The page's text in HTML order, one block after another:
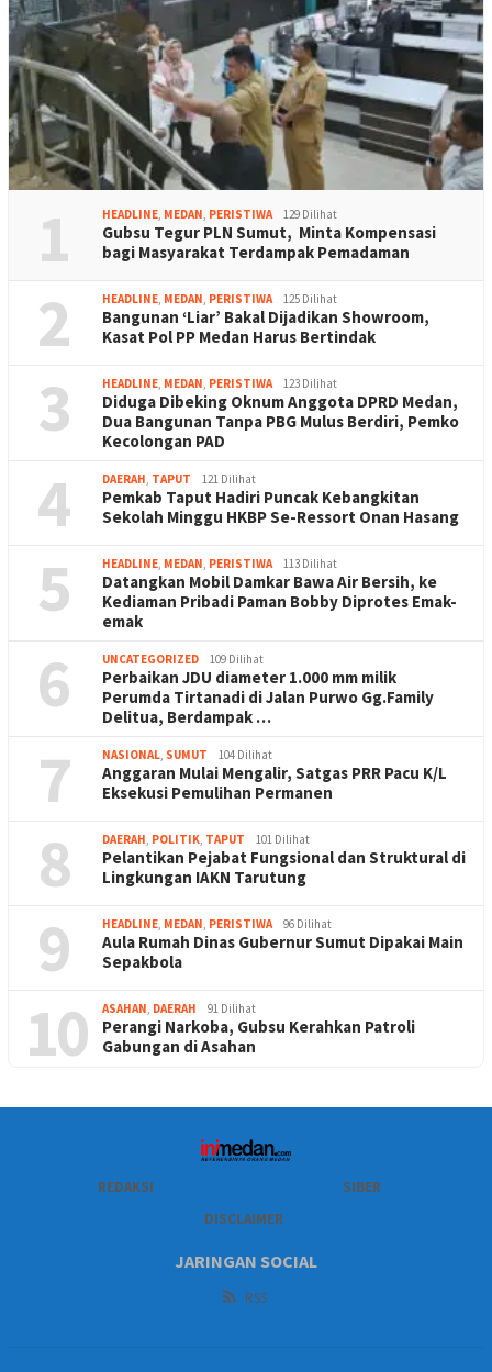
1 HEADLINE, MEDAN, PERISTIWA 129 Dilihat
Gubsu Tegur PLN Sumut, Minta Kompensasi
bagi Masyarakat Terdampak Pemadaman
2 HEADLINE, MEDAN, PERISTIWA 125 Dilihat
Bangunan ‘Liar’ Bakal Dijadikan Showroom,
Kasat Pol PP Medan Harus Bertindak
3 HEADLINE, MEDAN, PERISTIWA 123 Dilihat
Diduga Dibeking Oknum Anggota DPRD Medan,
Dua Bangunan Tanpa PBG Mulus Berdiri, Pemko
Kecolongan PAD
4 DAERAH, TAPUT 121 Dilihat
Pemkab Taput Hadiri Puncak Kebangkitan
Sekolah Minggu HKBP Se-Ressort Onan Hasang
5 HEADLINE, MEDAN, PERISTIWA 113 Dilihat
Datangkan Mobil Damkar Bawa Air Bersih, ke
Kediaman Pribadi Paman Bobby Diprotes Emak-
emak
6 UNCATEGORIZED 109 Dilihat
Perbaikan JDU diameter 1.000 mm milik
Perumda Tirtanadi di Jalan Purwo Gg.Family
Delitua, Berdampak …
7 NASIONAL, SUMUT 104 Dilihat
Anggaran Mulai Mengalir, Satgas PRR Pacu K/L
Eksekusi Pemulihan Permanen
8 DAERAH, POLITIK, TAPUT 101 Dilihat
Pelantikan Pejabat Fungsional dan Struktural di
Lingkungan IAKN Tarutung
9 HEADLINE, MEDAN, PERISTIWA 96 Dilihat
Aula Rumah Dinas Gubernur Sumut Dipakai Main
Sepakbola
10 ASAHAN, DAERAH 91 Dilihat
Perangi Narkoba, Gubsu Kerahkan Patroli
Gabungan di Asahan
REDAKSI
SIBER
DISCLAIMER
JARINGAN SOCIAL
RSS